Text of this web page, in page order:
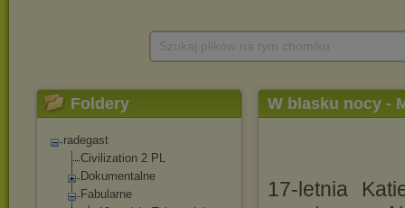
Foldery
radegast
Civilization 2 PL
Dokumentalne
Fabularne
W blasku nocy -
17-letnia